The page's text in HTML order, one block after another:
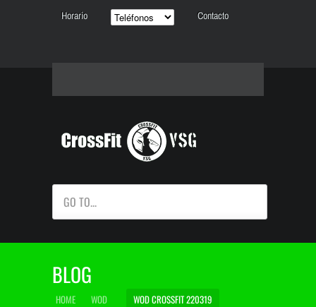
Horario Contacto
GO TO...
BLOG
HOME WOD WOD CROSSFIT 220319